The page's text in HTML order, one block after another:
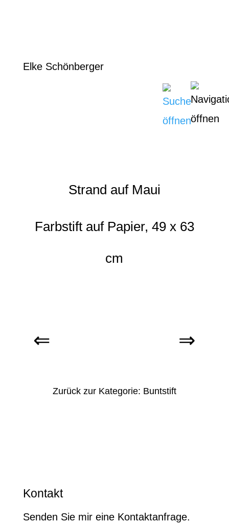
Elke Schönberger
Strand auf Maui
Farbstift auf Papier, 49 x 63
cm
Zurück zur Kategorie: Buntstift
Kontakt
Senden Sie mir eine Kontaktanfrage.